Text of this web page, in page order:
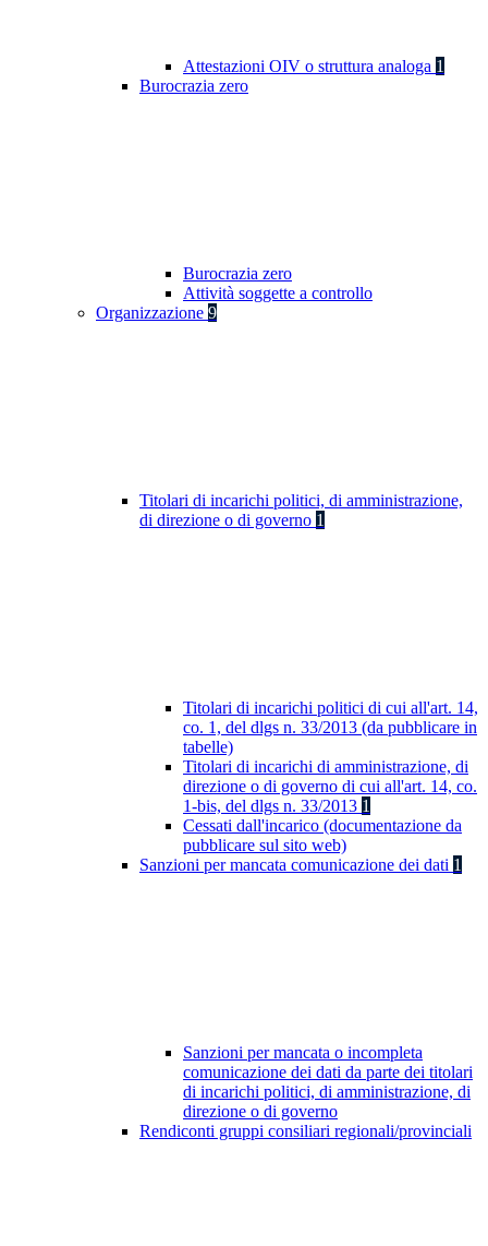
Attestazioni OIV o struttura analoga 1
Burocrazia zero
Burocrazia zero
Attività soggette a controllo
Organizzazione 9
Titolari di incarichi politici, di amministrazione,
di direzione o di governo 1
Titolari di incarichi politici di cui all'art. 14,
co. 1, del dlgs n. 33/2013 (da pubblicare in
tabelle)
Titolari di incarichi di amministrazione, di
direzione o di governo di cui all'art. 14, co.
1-bis, del dlgs n. 33/2013 1
Cessati dall'incarico (documentazione da
pubblicare sul sito web)
Sanzioni per mancata comunicazione dei dati 1
Sanzioni per mancata o incompleta
comunicazione dei dati da parte dei titolari
di incarichi politici, di amministrazione, di
direzione o di governo
Rendiconti gruppi consiliari regionali/provinciali